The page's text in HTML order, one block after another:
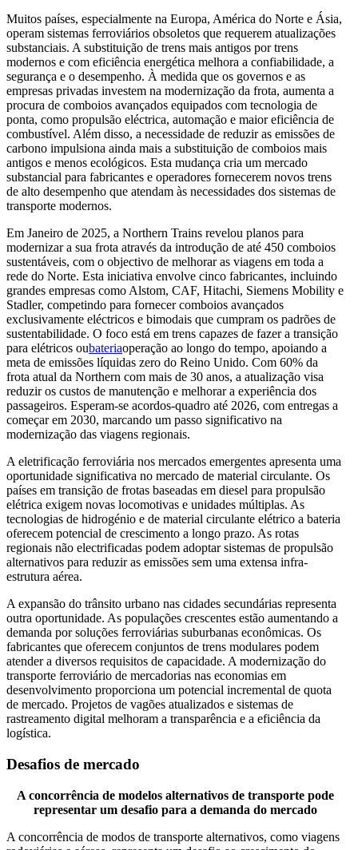
Muitos países, especialmente na Europa, América do Norte e Ásia,
operam sistemas ferroviários obsoletos que requerem atualizações
substanciais. A substituição de trens mais antigos por trens
modernos e com eficiência energética melhora a confiabilidade, a
segurança e o desempenho. À medida que os governos e as
empresas privadas investem na modernização da frota, aumenta a
procura de comboios avançados equipados com tecnologia de
ponta, como propulsão eléctrica, automação e maior eficiência de
combustível. Além disso, a necessidade de reduzir as emissões de
carbono impulsiona ainda mais a substituição de comboios mais
antigos e menos ecológicos. Esta mudança cria um mercado
substancial para fabricantes e operadores fornecerem novos trens
de alto desempenho que atendam às necessidades dos sistemas de
transporte modernos.
Em Janeiro de 2025, a Northern Trains revelou planos para
modernizar a sua frota através da introdução de até 450 comboios
sustentáveis, com o objectivo de melhorar as viagens em toda a
rede do Norte. Esta iniciativa envolve cinco fabricantes, incluindo
grandes empresas como Alstom, CAF, Hitachi, Siemens Mobility e
Stadler, competindo para fornecer comboios avançados
exclusivamente eléctricos e bimodais que cumpram os padrões de
sustentabilidade. O foco está em trens capazes de fazer a transição
para elétricos oubateriaoperação ao longo do tempo, apoiando a
meta de emissões líquidas zero do Reino Unido. Com 60% da
frota atual da Northern com mais de 30 anos, a atualização visa
reduzir os custos de manutenção e melhorar a experiência dos
passageiros. Esperam-se acordos-quadro até 2026, com entregas a
começar em 2030, marcando um passo significativo na
modernização das viagens regionais.
A eletrificação ferroviária nos mercados emergentes apresenta uma
oportunidade significativa no mercado de material circulante. Os
países em transição de frotas baseadas em diesel para propulsão
elétrica exigem novas locomotivas e unidades múltiplas. As
tecnologias de hidrogénio e de material circulante elétrico a bateria
oferecem potencial de crescimento a longo prazo. As rotas
regionais não electrificadas podem adoptar sistemas de propulsão
alternativos para reduzir as emissões sem uma extensa infra-
estrutura aérea.
A expansão do trânsito urbano nas cidades secundárias representa
outra oportunidade. As populações crescentes estão aumentando a
demanda por soluções ferroviárias suburbanas econômicas. Os
fabricantes que oferecem conjuntos de trens modulares podem
atender a diversos requisitos de capacidade. A modernização do
transporte ferroviário de mercadorias nas economias em
desenvolvimento proporciona um potencial incremental de quota
de mercado. Projetos de vagões atualizados e sistemas de
rastreamento digital melhoram a transparência e a eficiência da
logística.
Desafios de mercado
A concorrência de modelos alternativos de transporte pode
representar um desafio para a demanda do mercado
A concorrência de modos de transporte alternativos, como viagens